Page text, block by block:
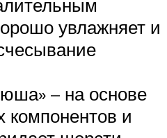
увлажняет и
– на основе
компонентов и